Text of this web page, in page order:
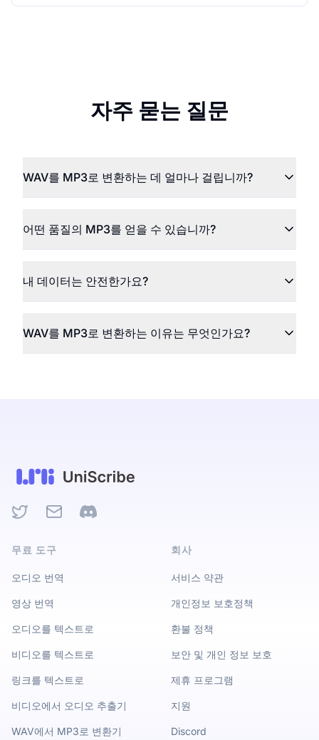
자주 묻는 질문
WAV를 MP3로 변환하는 데 얼마나 걸립니까?
어떤 품질의 MP3를 얻을 수 있습니까?
내 데이터는 안전한가요?
WAV를 MP3로 변환하는 이유는 무엇인가요?
TwitterEmail Discord
무료 도구
오디오 번역
영상 번역
오디오를 텍스트로
비디오를 텍스트로
링크를 텍스트로
비디오에서 오디오 추출기
WAV에서 MP3로 변환기
회사
서비스 약관
개인정보 보호정책
환불 정책
보안 및 개인 정보 보호
제휴 프로그램
지원
Discord